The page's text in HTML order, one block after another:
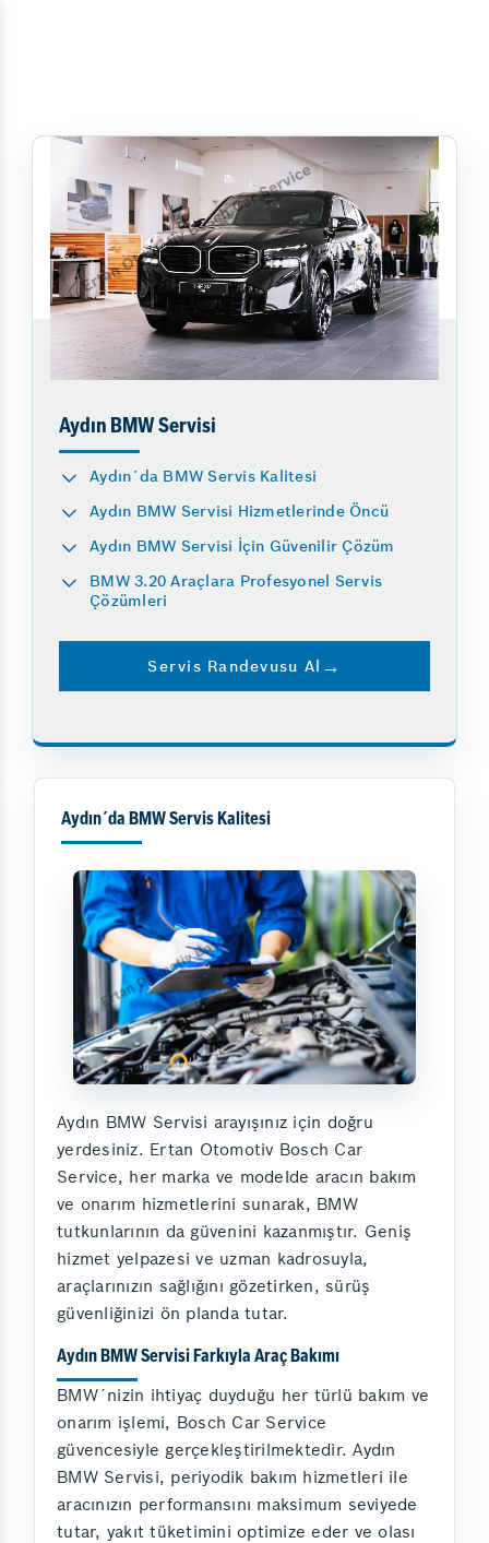
Aydın BMW Servisi
Aydın´da BMW Servis Kalitesi
Aydın BMW Servisi Hizmetlerinde Öncü
Aydın BMW Servisi İçin Güvenilir Çözüm
BMW 3.20 Araçlara Profesyonel Servis
Çözümleri
Servis Randevusu Al
Aydın´da BMW Servis Kalitesi
Aydın BMW Servisi arayışınız için doğru
yerdesiniz. Ertan Otomotiv Bosch Car
Service, her marka ve modelde aracın bakım
ve onarım hizmetlerini sunarak, BMW
tutkunlarının da güvenini kazanmıştır. Geniş
hizmet yelpazesi ve uzman kadrosuyla,
araçlarınızın sağlığını gözetirken, sürüş
güvenliğinizi ön planda tutar.
Aydın BMW Servisi Farkıyla Araç Bakımı
BMW´nizin ihtiyaç duyduğu her türlü bakım ve
onarım işlemi, Bosch Car Service
güvencesiyle gerçekleştirilmektedir. Aydın
BMW Servisi, periyodik bakım hizmetleri ile
aracınızın performansını maksimum seviyede
tutar, yakıt tüketimini optimize eder ve olası